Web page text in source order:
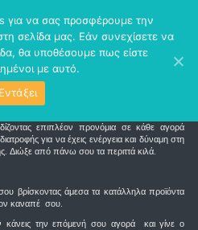
perm_identity
επιπλέον προνόμια σε κάθε αγορά
για να έχεις ενέργεια και δύναμη στη
Διώξε από πάνω σου τα περιττά κιλά.
βρίσκοντας άμεσα τα κατάλληλα προϊόντα
καναπέ σου.
κάνεις την επόμενή σου αγορά και γίνε ο
για να σας προσφέρουμε την
σελίδα μας. Εάν συνεχίσετε να
θα υποθέσουμε πως είστε
με αυτό.
Εντάξει